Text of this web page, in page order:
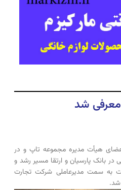
شد
هیأت مدیره مجموعه تاپ و در
بانک پارسیان و ارتقا مسیر رشد و
به سمت مدیرعاملی شرکت تجارت
شد.